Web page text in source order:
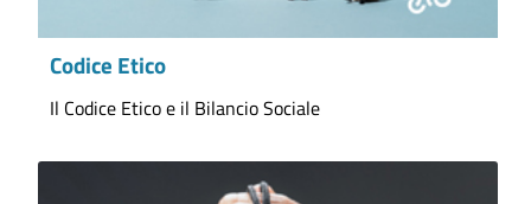
Codice Etico
Il Codice Etico e il Bilancio Sociale